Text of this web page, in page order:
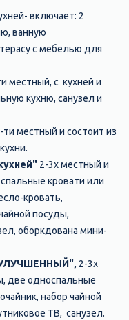
включает: 2
ванную
с мебелью для
местный, с кухней и
кухню, санузел и
ти местный и состоит из
2-3х местный и
кровати или
кровать,
посуды,
оборкдована мини-
2-3х
две односпальные
набор чайной
ТВ, санузел.